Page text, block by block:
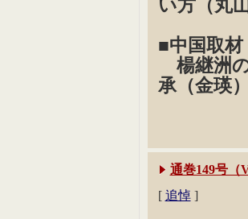
い方（丸
■中国取
楊継洲
承（金瑛
通巻149号（
[ 追悼]